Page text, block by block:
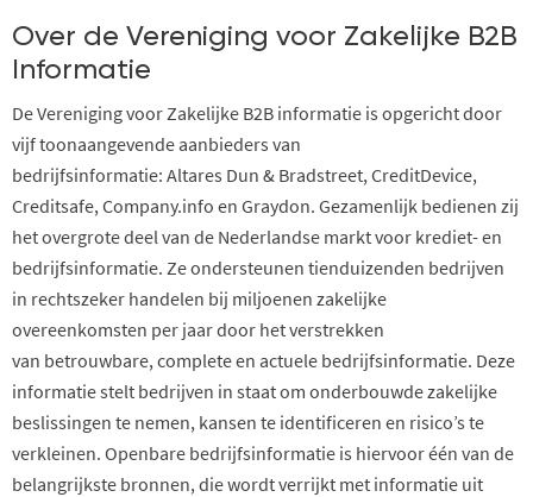
Over de Vereniging voor Zakelijke B2B
Informatie
De Vereniging voor Zakelijke B2B informatie is opgericht door
vijf toonaangevende aanbieders van
bedrijfsinformatie: Altares Dun & Bradstreet, CreditDevice,
Creditsafe, Company.info en Graydon. Gezamenlijk bedienen zij
het overgrote deel van de Nederlandse markt voor krediet- en
bedrijfsinformatie. Ze ondersteunen tienduizenden bedrijven
in rechtszeker handelen bij miljoenen zakelijke
overeenkomsten per jaar door het verstrekken
van betrouwbare, complete en actuele bedrijfsinformatie. Deze
informatie stelt bedrijven in staat om onderbouwde zakelijke
beslissingen te nemen, kansen te identificeren en risico’s te
verkleinen. Openbare bedrijfsinformatie is hiervoor één van de
belangrijkste bronnen, die wordt verrijkt met informatie uit